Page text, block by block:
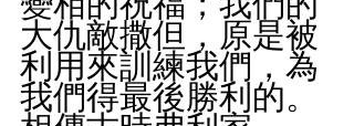
大仇敵撒但，原是被
利用來訓練我們，為
我們得最後勝利的。